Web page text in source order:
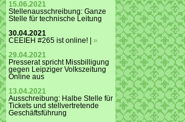
15.06.2021
Stellenausschreibung: Ganze
Stelle für technische Leitung
30.04.2021
CEEIEH #265 ist online! | »
29.04.2021
Presserat spricht Missbilligung
gegen Leipziger Volkszeitung
Online aus
13.04.2021
Ausschreibung: Halbe Stelle für
Tickets und stellvertretende
Geschäftsführung